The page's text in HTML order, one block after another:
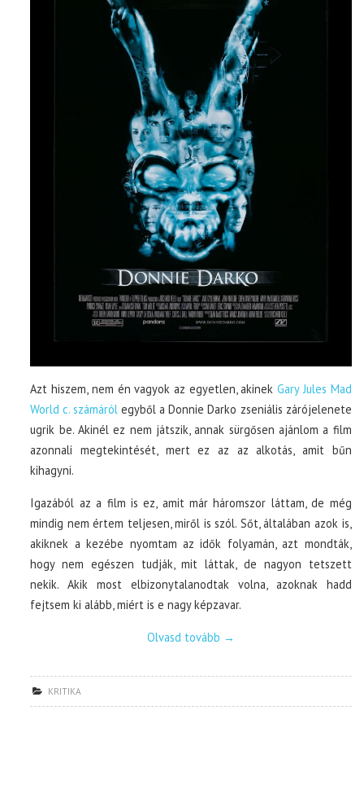
Azt hiszem, nem én vagyok az egyetlen, akinekGary Jules Mad
World c. számáról egyből a Donnie Darko zseniális zárójelenete
ugrik be. Akinél ez nem játszik, annak sürgősen ajánlom a film
azonnali megtekintését, mert ez az az alkotás, amit bűn
kihagyni.
Igazából az a film is ez, amit már háromszor láttam, de még
mindig nem értem teljesen, miről is szól. Sőt, általában azok is,
akiknek a kezébe nyomtam az idők folyamán, azt mondták,
hogy nem egészen tudják, mit láttak, de nagyon tetszett
nekik. Akik most elbizonytalanodtak volna, azoknak hadd
fejtsem ki alább, miért is e nagy képzavar.
Olvasd tovább →
KRITIKA